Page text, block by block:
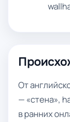
От
— «стена»,
в ранних